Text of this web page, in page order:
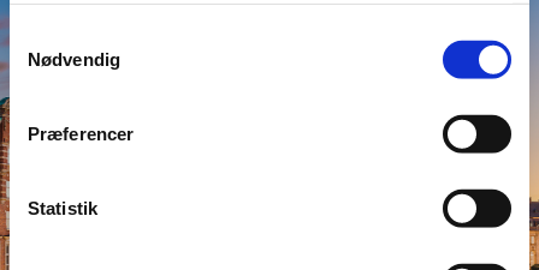
Samtykkevalg
Nødvendig
Præferencer
Statistik
found